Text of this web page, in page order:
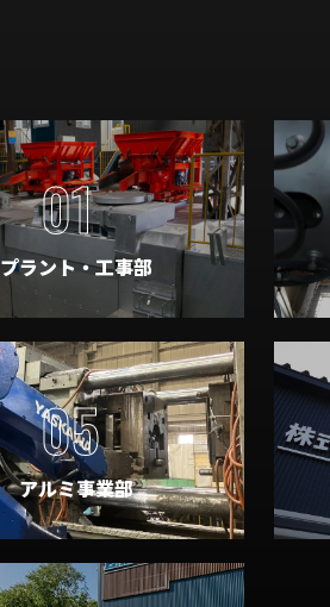
01
プラント・工事部
05
アルミ事業部